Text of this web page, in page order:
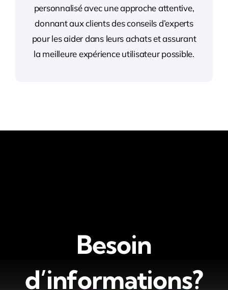
personnalisé avec une approche attentive,
donnant aux clients des conseils d’experts
pour les aider dans leurs achats et assurant
la meilleure expérience utilisateur possible.
Besoin
d’informations?